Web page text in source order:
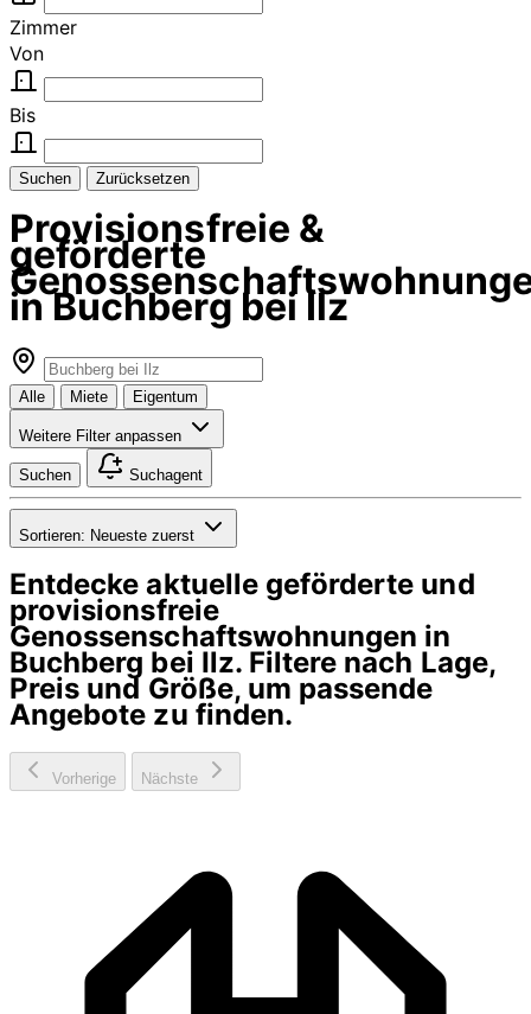
Zimmer
Von
Bis
Suchen Zurücksetzen
Provisionsfreie &
geförderte
in Buchberg bei Ilz
Alle Miete Eigentum
Weitere Filter anpassen
Suchen Suchagent
Sortieren: Neueste zuerst
Entdecke aktuelle geförderte und
provisionsfreie
Genossenschaftswohnungen in
Buchberg bei Ilz. Filtere nach Lage,
Preis und Größe, um passende
Angebote zu finden.
Vorherige Nächste